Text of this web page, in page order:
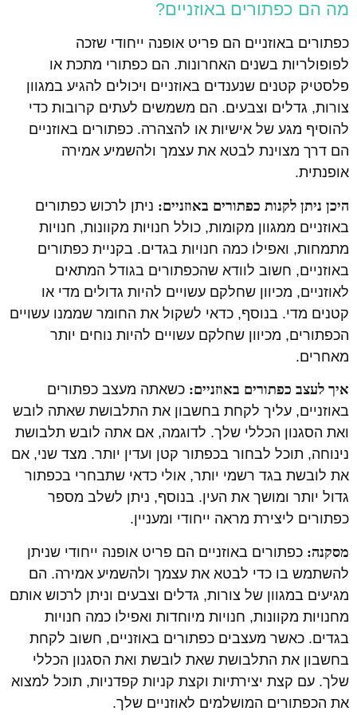
מה הם כפתורים באוזניים?
כפתורים באוזניים הם פריט אופנה ייחודי שזכה
לפופולריות בשנים האחרונות. הם כפתורי מתכת או
פלסטיק קטנים שנענדים באוזניים ויכולים להגיע במגוון
צורות, גדלים וצבעים. הם משמשים לעתים קרובות כדי
להוסיף מגע של אישיות או להצהרה. כפתורים באוזניים
הם דרך מצוינת לבטא את עצמך ולהשמיע אמירה
אופנתית.
היכן ניתן לקנות כפתורים באוזניים:ניתן לרכוש כפתורים
באוזניים ממגוון מקומות, כולל חנויות מקוונות, חנויות
מתמחות, ואפילו כמה חנויות בגדים. בקניית כפתורים
באוזניים, חשוב לוודא שהכפתורים בגודל המתאים
לאוזניים, מכיוון שחלקם עשויים להיות גדולים מדי או
קטנים מדי. בנוסף, כדאי לשקול את החומר שממנו עשויים
הכפתורים, מכיוון שחלקם עשויים להיות נוחים יותר
מאחרים.
איך לעצב כפתורים באוזניים:כשאתה מעצב כפתורים
באוזניים, עליך לקחת בחשבון את התלבושת שאתה לובש
ואת הסגנון הכללי שלך. לדוגמה, אם אתה לובש תלבושת
נינוחה, תוכל לבחור בכפתור קטן ועדין יותר. מצד שני, אם
את לובשת בגד רשמי יותר, אולי כדאי שתבחרי בכפתור
גדול יותר ומושך את העין. בנוסף, ניתן לשלב מספר
כפתורים ליצירת מראה ייחודי ומעניין.
מסקנה:כפתורים באוזניים הם פריט אופנה ייחודי שניתן
להשתמש בו כדי לבטא את עצמך ולהשמיע אמירה. הם
מגיעים במגוון של צורות, גדלים וצבעים וניתן לרכוש אותם
מחנויות מקוונות, חנויות מיוחדות ואפילו כמה חנויות
בגדים. כאשר מעצבים כפתורים באוזניים, חשוב לקחת
בחשבון את התלבושת שאת לובשת ואת הסגנון הכללי
שלך. עם קצת יצירתיות וקצת קניות קפדניות, תוכל למצוא
את הכפתורים המושלמים לאוזניים שלך.